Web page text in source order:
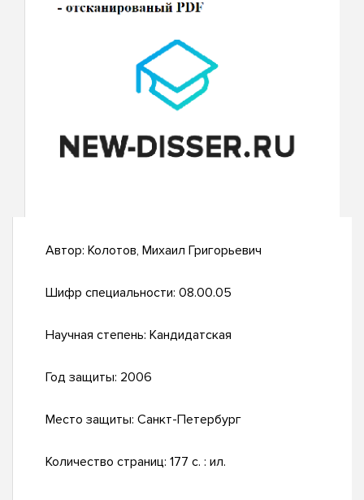
Автор: Колотов, Михаил Григорьевич
Шифр специальности: 08.00.05
Научная степень: Кандидатская
Год защиты: 2006
Место защиты: Санкт-Петербург
Количество страниц: 177 с. : ил.